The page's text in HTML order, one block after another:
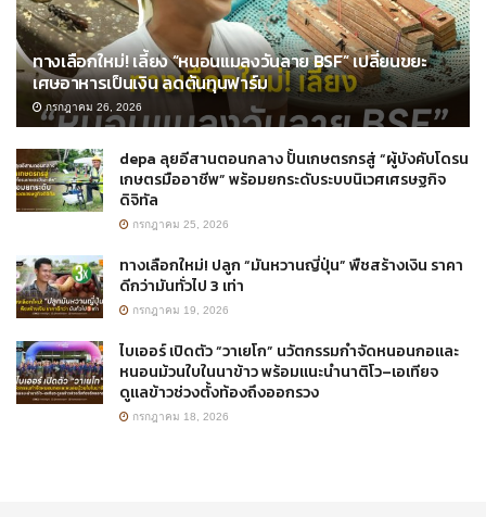
ทางเลือกใหม่! เลี้ยง “หนอนแมลงวันลาย BSF” เปลี่ยนขยะ
เศษอาหารเป็นเงิน ลดต้นทุนฟาร์ม
กรกฎาคม 26, 2026
depa ลุยอีสานตอนกลาง ปั้นเกษตรกรสู่ “ผู้บังคับโดรน
เกษตรมืออาชีพ” พร้อมยกระดับระบบนิเวศเศรษฐกิจ
ดิจิทัล
กรกฎาคม 25, 2026
ทางเลือกใหม่! ปลูก “มันหวานญี่ปุ่น” พืชสร้างเงิน ราคา
ดีกว่ามันทั่วไป 3 เท่า
กรกฎาคม 19, 2026
ไบเออร์ เปิดตัว “วาเยโก” นวัตกรรมกำจัดหนอนกอและ
หนอนม้วนใบในนาข้าว พร้อมแนะนำนาติโว–เอเทียจ
ดูแลข้าวช่วงตั้งท้องถึงออกรวง
กรกฎาคม 18, 2026